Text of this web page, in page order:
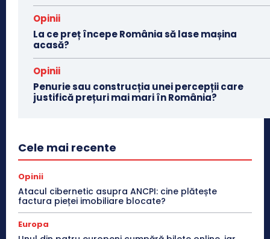
Opinii
La ce preț începe România să lase mașina
acasă?
Opinii
Penurie sau construcția unei percepții care
justifică prețuri mai mari în România?
Cele mai recente
Opinii
Atacul cibernetic asupra ANCPI: cine plătește
factura pieței imobiliare blocate?
Europa